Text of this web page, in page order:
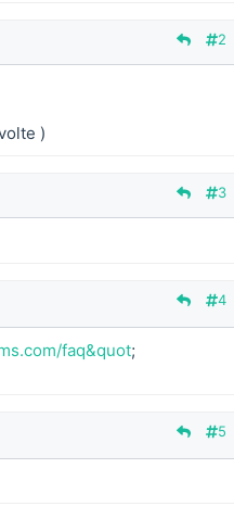
2
)
3
4
faq&quot;
5